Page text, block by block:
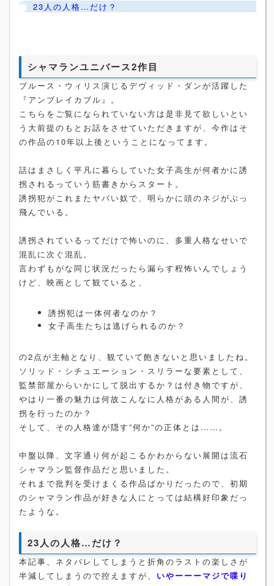
23人の人格…だけ？
シャマランユニバース2作目
ブルース・ウィリス演じるデヴィッド・ダンが活躍した
『アンブレイカブル』。
こちらをご覧になられていない方は是非見て欲しいとい
う大前提のもとお話をさせていただきますが、今作はそ
の作品の10年以上後ということになってます。
話はまさしく平凡に暮らしていた女子高生が何者かに誘
拐されるっていう筋書きからスタート。
誘拐犯がこれまたヤバい奴で、明らかに頭のネジがぶっ
飛んでいる。
誘拐されているってだけで怖いのに、多重人格なせいで
混乱に次ぐ混乱。
言わずもがな同じ状況だったら漏らす程怖いんでしょう
けど、映画として観ていると、
誘拐犯は一体何者なのか？
女子高生たちは逃げられるのか？
の2点が主軸となり、観ていて飽きないと思いましたね。
ソリッド・シチュエーション・スリラーな要素として、
監禁部屋からいかにして脱出するか？は付き物ですが、
やはり一番の魅力は何故こんなに人格がある人間が、誘
拐を行ったのか？
そして、その人格達が隠す”何か”の正体とは……。
中盤以降、文字通り何が起こるかわからない展開は流石
シャマラン監督作品だと思いました。
それまで批判を受けまくる作品ばかりだったので、初期
のシャマラン作品が好きな人にとっては結構好印象だっ
たような。
23人の人格…だけ？
本記事、ネタバレしてしまうと折角のラストの楽しさが
半減してしまうので控えますが、 いやーーーマジで喋り